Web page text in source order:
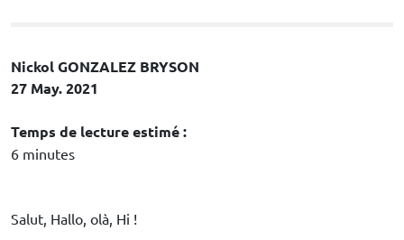
Nickol GONZALEZ BRYSON
27 May. 2021
Temps de lecture estimé :
6 minutes
Salut, Hallo, olà, Hi !